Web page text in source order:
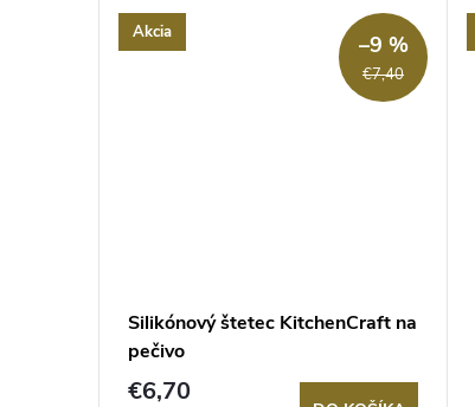
Akcia
€7,40
–9 %
Silikónový štetec KitchenCraft na
pečivo
€6,70